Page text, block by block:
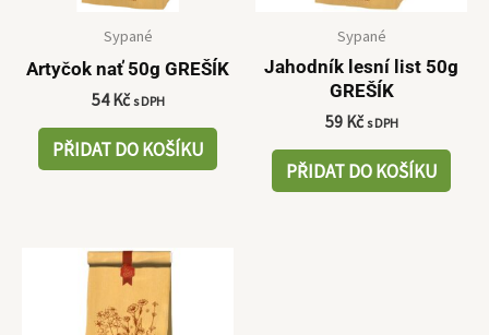
Sypané
Artyčok nať 50g GREŠÍK
54Kč s DPH
PŘIDAT DO KOŠÍKU
Sypané
Jahodník lesní list 50g
GREŠÍK
59 Kč s DPH
PŘIDAT DO KOŠÍKU